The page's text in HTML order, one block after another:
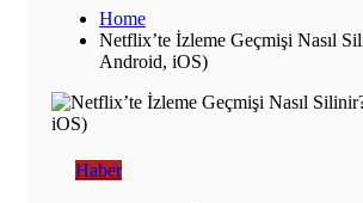
Home
Netflix’te İzleme Geçmişi Nasıl
Android, iOS)
Haber